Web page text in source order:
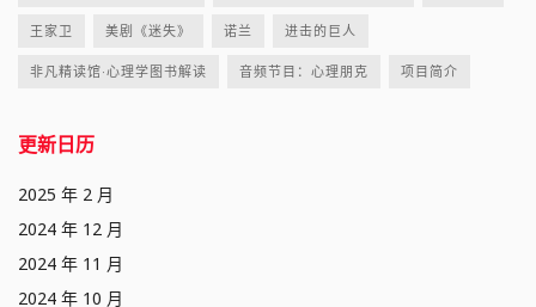
王家卫 美剧《迷失》 诺兰 进击的巨人
非凡精读馆·心理学图书解读 音频节目：心理朋克 项目简介
更新日历
2025 年 2 月
2024 年 12 月
2024 年 11 月
2024 年 10 月